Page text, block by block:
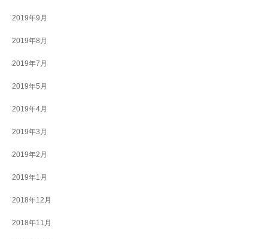
2019年9月
2019年8月
2019年7月
2019年5月
2019年4月
2019年3月
2019年2月
2019年1月
2018年12月
2018年11月